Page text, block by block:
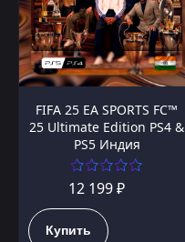
FIFA 25 EA SPORTS FC™
25 Ultimate Edition PS4 &
PS5 Индия
12 199 ₽
Купить